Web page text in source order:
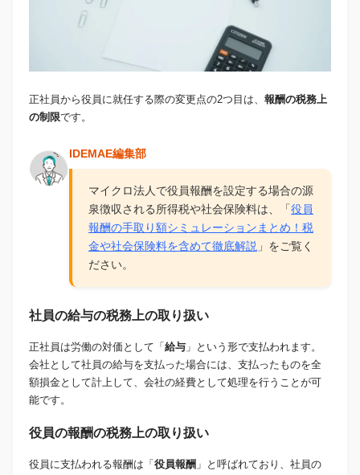
正社員から役員に就任する際の変更点の2つ目は、 報酬の税務上
の制限です。
IDEMAE編集部
マイクロ法人で役員報酬を設定する場合の源
泉徴収される所得税や社会保険料は、「役員
報酬の手取り額シミュレーションまとめ！税
金や社会保険料を含めて徹底解説 」をご覧く
ださい。
社員の給与の税務上の取り扱い
正社員は労働の対価として「 給与 」という形で支払われます。
会社として社員の給与を支払った場合には、支払ったものを全
額損金として計上して、会社の経費として処理を行うことが可
能です。
役員の報酬の税務上の取り扱い
役員に支払われる報酬は「 役員報酬 」と呼ばれており、社員の